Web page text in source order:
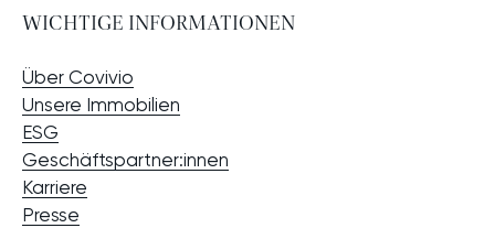
WICHTIGE INFORMATIONEN
Über Covivio
Unsere Immobilien
ESG
Geschäftspartner:innen
Karriere
Presse